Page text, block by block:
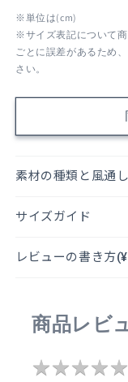
※単位は(cm)
※サイズ表記について
ごとに誤差があるため
さい。
素材の種類と風通
サイズガイド
レビューの書き方
商品レビ
★★★★★
★★★★★